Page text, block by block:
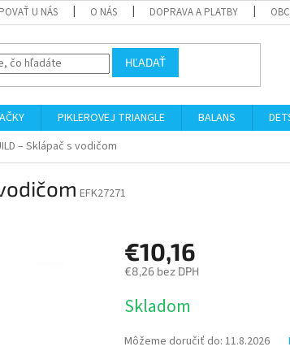
U NÁS O NÁS DOPRAVA A PLATBY
HĽADAŤ
PIKLEROVEJ TRIANGLE BALANS
– Sklápač s vodičom
EFK27271
€10,16
€8,26 bez DPH
cena:
Skladom
Môžeme doručiť do: 11.8.2026